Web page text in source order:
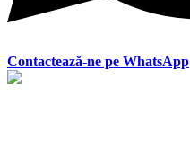
Contactează-ne pe WhatsApp